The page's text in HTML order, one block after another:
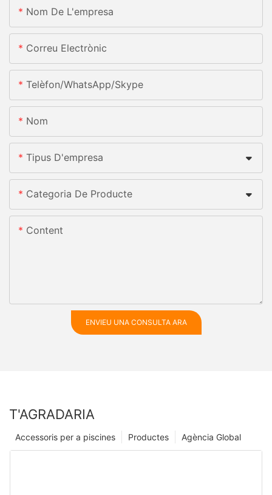
Nom De L'empresa
Correu Electrònic
Telèfon/WhatsApp/Skype
Nom
Tipus D'empresa
Categoria De Producte
Content
ENVIEU UNA CONSULTA ARA
T'AGRADARIA
Agència Global
Productes
Accessoris per a piscines